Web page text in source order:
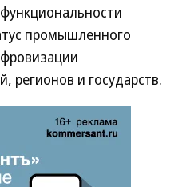
промышленного
регионов и государств.